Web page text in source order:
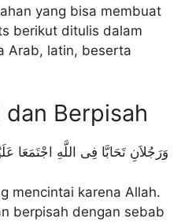
yang bisa membuat
berikut ditulis dalam
Arab, latin, beserta
dan Berpisah
وَرَجُلاَنِ تَحَابَّا فِى اللَّهِ اجْتَمَعَا
mencintai karena Allah.
berpisah dengan sebab